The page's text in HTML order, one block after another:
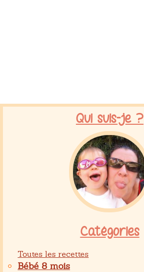
Qui suis-je ?
Catégories
Toutes les recettes
Bébé 8 mois